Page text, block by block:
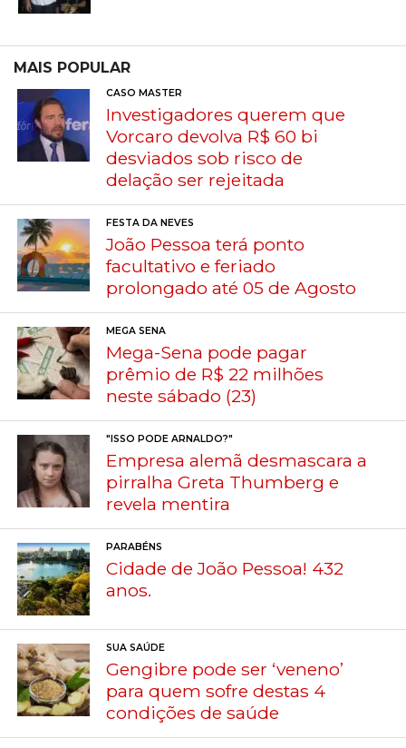
MAIS POPULAR
CASO MASTER
Investigadores querem que
Vorcaro devolva R$ 60 bi
desviados sob risco de
delação ser rejeitada
FESTA DA NEVES
João Pessoa terá ponto
facultativo e feriado
prolongado até 05 de Agosto
MEGA SENA
Mega-Sena pode pagar
prêmio de R$ 22 milhões
neste sábado (23)
"ISSO PODE ARNALDO?"
Empresa alemã desmascara a
pirralha Greta Thumberg e
revela mentira
PARABÉNS
Cidade de João Pessoa! 432
anos.
SUA SAÚDE
Gengibre pode ser ‘veneno’
para quem sofre destas 4
condições de saúde